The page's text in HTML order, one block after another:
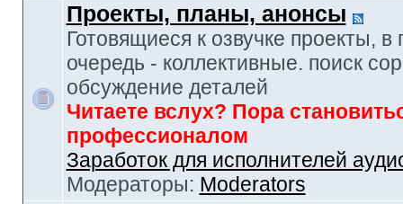
Проекты, планы, анонсы
Готовящиеся к озвучке проекты, в
очередь - коллективные. поиск
обсуждение деталей
Читаете вслух? Пора
профессионалом
Заработок для исполнителей
Модераторы: Moderators